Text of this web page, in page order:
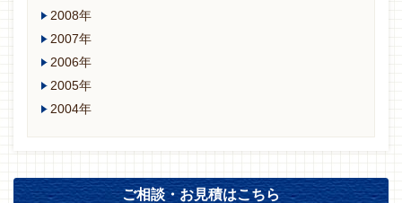
2008年
2007年
2006年
2005年
2004年
ご相談・お見積はこちら